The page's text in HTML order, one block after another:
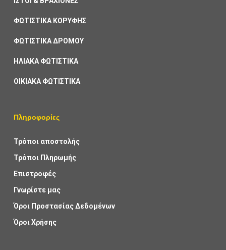
ΦΩΤΙΣΤΙΚΑ ΚΟΡΥΦΗΣ
ΦΩΤΙΣΤΙΚΑ ΔΡΟΜΟΥ
ΗΛΙΑΚΑ ΦΩΤΙΣΤΙΚΑ
ΟΙΚΙΑΚΑ ΦΩΤΙΣΤΙΚΑ
Πληροφορίες
Τρόποι αποστολής
Τρόποι Πληρωμής
Επιστροφές
Γνωρίστε μας
Όροι Προστασίας Δεδομένων
Όροι Χρήσης